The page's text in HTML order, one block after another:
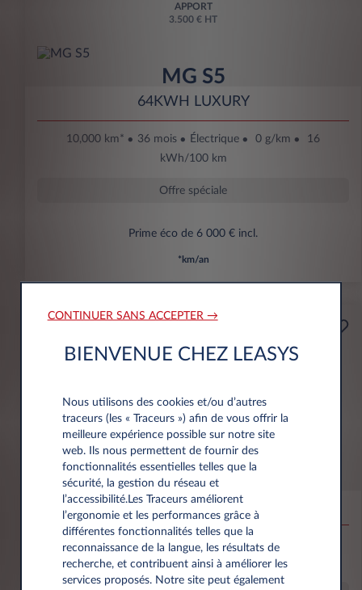
APPORT
3.500 € HT
MG S5
64KWH LUXURY
10,000 km* 36 mois Électrique 0 g/km
16
kWh/100 km
Offre spéciale
Prime éco de 6 000 € incl.
*km/an
Prime Éco 159€
par mois HT
3.500 € HT
Citroën Ë-C3 Aircross
53KWH EXTENDED RANGE MAX
10,000 km* 36 mois Électrique 0 g/km
kWh/100 km
CONTINUER SANS ACCEPTER →
BIENVENUE CHEZ LEASYS
Nous utilisons des cookies et/ou d’autres
traceurs (les « Traceurs ») afin de vous offrir la
meilleure expérience possible sur notre site
web. Ils nous permettent de fournir des
fonctionnalités essentielles telles que la
sécurité, la gestion du réseau et
l’accessibilité.Les Traceurs améliorent
l’ergonomie et les performances grâce à
différentes fonctionnalités telles que la
reconnaissance de la langue, les résultats de
recherche, et contribuent ainsi à améliorer les
services proposés. Notre site peut également